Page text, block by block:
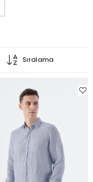
Sıralama